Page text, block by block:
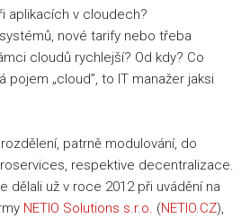
aplikacích v cloudech?
nové tarify nebo třeba
cloudů rychlejší? Od kdy? Co
pojem „cloud”, to IT manažer jaksi
patrně modulování, do
respektive decentralizace.
dělali už v roce 2012 při uvádění na
NETIO Solutions s.r.o. (NETIO.CZ),